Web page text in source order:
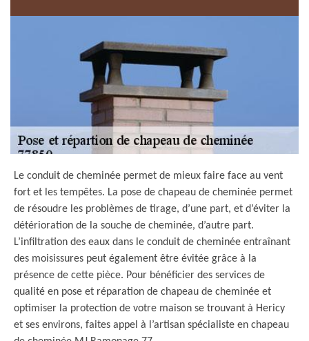
Le conduit de cheminée permet de mieux faire face au vent
fort et les tempêtes. La pose de chapeau de cheminée permet
de résoudre les problèmes de tirage, d’une part, et d’éviter la
détérioration de la souche de cheminée, d’autre part.
L’infiltration des eaux dans le conduit de cheminée entraînant
des moisissures peut également être évitée grâce à la
présence de cette pièce. Pour bénéficier des services de
qualité en pose et réparation de chapeau de cheminée et
optimiser la protection de votre maison se trouvant à Hericy
et ses environs, faites appel à l’artisan spécialiste en chapeau